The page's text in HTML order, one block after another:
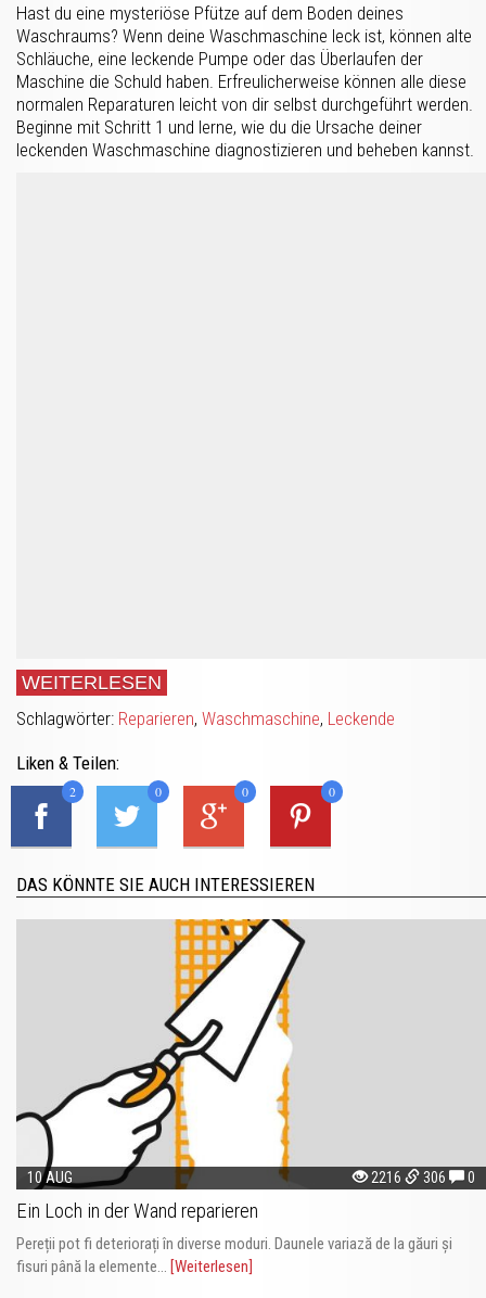
Hast du eine mysteriöse Pfütze auf dem Boden deines
Waschraums? Wenn deine Waschmaschine leck ist, können alte
Schläuche, eine leckende Pumpe oder das Überlaufen der
Maschine die Schuld haben. Erfreulicherweise können alle diese
normalen Reparaturen leicht von dir selbst durchgeführt werden.
Beginne mit Schritt 1 und lerne, wie du die Ursache deiner
leckenden Waschmaschine diagnostizieren und beheben kannst.
WEITERLESEN
Schlagwörter: Reparieren, Waschmaschine, Leckende
Liken & Teilen:
2 0 0 0
DAS KÖNNTE SIE AUCH INTERESSIEREN
10 AUG 2216 306 0
Ein Loch in der Wand reparieren
Pereții pot fi deteriorați în diverse moduri. Daunele variază de la găuri și
fisuri până la elemente... [Weiterlesen]